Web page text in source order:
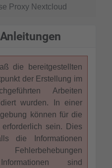
Proxy Nextcloud
die bereitgestellten
der Erstellung im
Arbeiten
wurden. In einer
können für die
sein. Dies
die Informationen
sind